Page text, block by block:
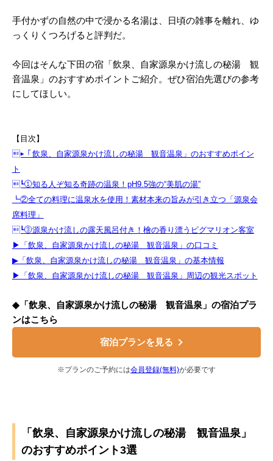
手付かずの自然の中で浸かる名湯は、日頃の雑事を離れ、ゆ
っくりくつろげると評判だ。
今回はそんな下田の宿「飲泉、自家源泉かけ流しの秘湯 観
音温泉」のおすすめポイントご紹介。ぜひ宿泊先選びの参考
にしてほしい。
【目次】
▶︎「飲泉、自家源泉かけ流しの秘湯 観音温泉」のおすすめポイン
ト
┗①知る人ぞ知る奇跡の温泉！pH9.5強の“美肌の湯”
┗②全ての料理に温泉水を使用！素材本来の旨みが引き立つ「源泉会
席料理」
┗③源泉かけ流しの露天風呂付き！檜の香り漂うピグマリオン客室
▶︎「飲泉、自家源泉かけ流しの秘湯 観音温泉」の口コミ
▶︎「飲泉、自家源泉かけ流しの秘湯 観音温泉」の基本情報
▶︎「飲泉、自家源泉かけ流しの秘湯 観音温泉」周辺の観光スポット
◆「飲泉、自家源泉かけ流しの秘湯 観音温泉」の宿泊プラ
ンはこちら
宿泊プランを見る
※プランのご予約には会員登録(無料)が必要です
「飲泉、自家源泉かけ流しの秘湯 観音温泉」
のおすすめポイント3選